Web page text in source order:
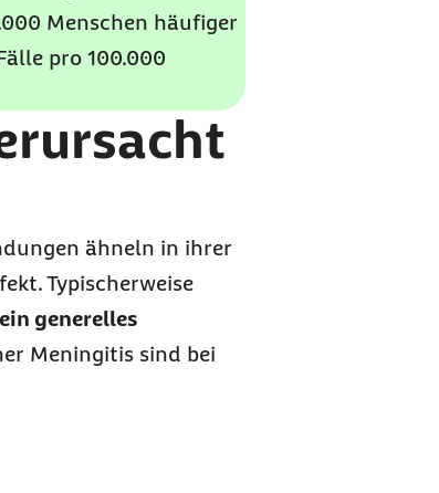
Menschen häufiger
pro 100.000
ähneln in ihrer
Typischerweise
generelles
Meningitis sind bei